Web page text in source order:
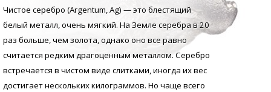
Чистое серебро (Argentum, Аg) — это блестящий
белый металл, очень мягкий. На Земле серебра в 20
раз больше, чем золота, однако оно все равно
считается редким драгоценным металлом. Серебро
встречается в чистом виде слитками, иногда их вес
достигает нескольких килограммов. Но чаще всего